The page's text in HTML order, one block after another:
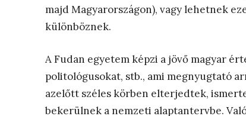
majd Magyarországon), vagy lehetnek
különböznek.
A Fudan egyetem képzi a jövő magyar
politológusokat, stb., ami megnyugtató
azelőtt széles körben elterjedtek,
bekerülnek a nemzeti alaptantervbe.